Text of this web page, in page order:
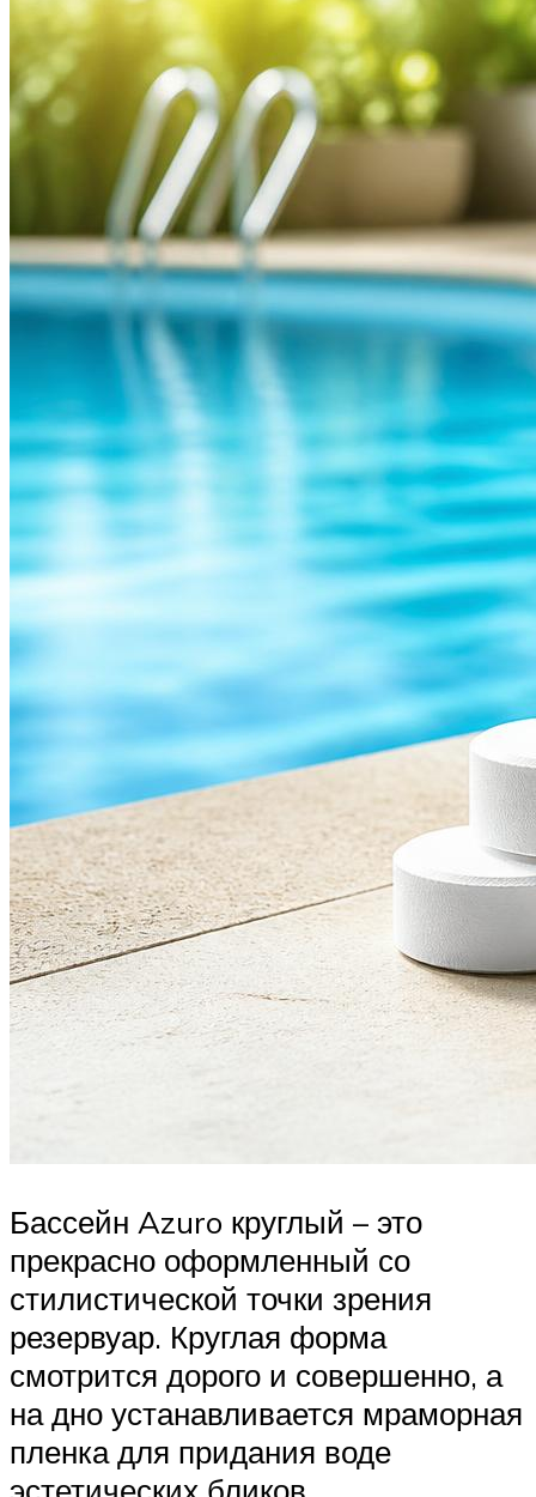
Бассейн Azuro круглый – это
прекрасно оформленный со
стилистической точки зрения
резервуар. Круглая форма
смотрится дорого и совершенно, а
на дно устанавливается мраморная
пленка для придания воде